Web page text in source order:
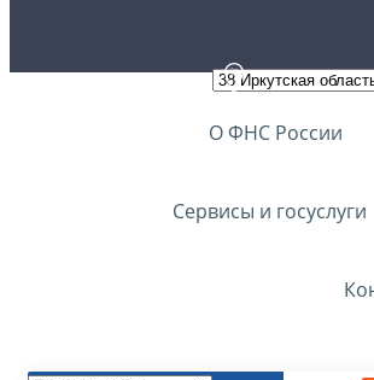
О ФНС России
Сервисы и госуслуги